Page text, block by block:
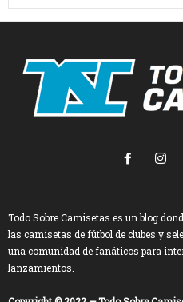
Todo Sobre Camisetas es un blog
las camisetas de fútbol de clubes y
una comunidad de fanáticos para
lanzamientos.